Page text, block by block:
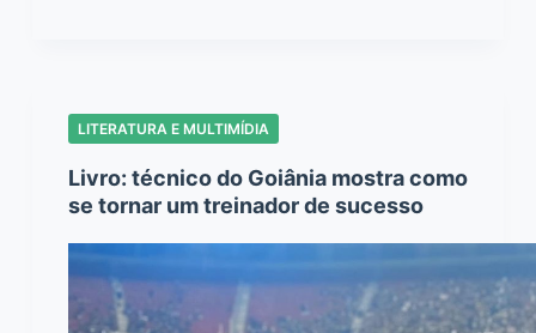
LITERATURA E MULTIMÍDIA
Livro: técnico do Goiânia mostra como
se tornar um treinador de sucesso